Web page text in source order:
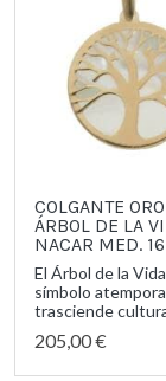
COLGANTE
ÁRBOL DE LA
NACAR MED.
El Árbol de la
símbolo
trasciende
205,00 €